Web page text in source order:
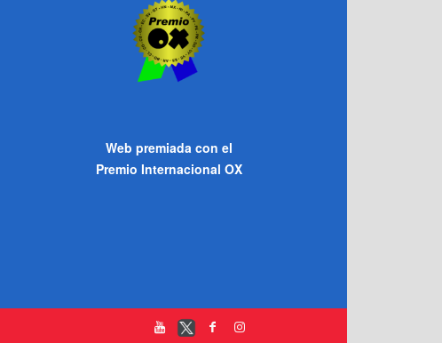
Web premiada con el
Premio Internacional OX